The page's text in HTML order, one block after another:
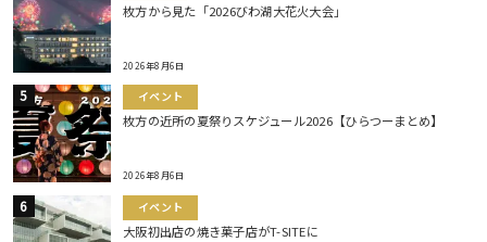
枚方から見た「2026びわ湖大花火大会」
2026年8月6日
イベント
枚方の近所の夏祭りスケジュール2026【ひらつーまとめ】
2026年8月6日
イベント
大阪初出店の焼き菓子店がT-SITEに